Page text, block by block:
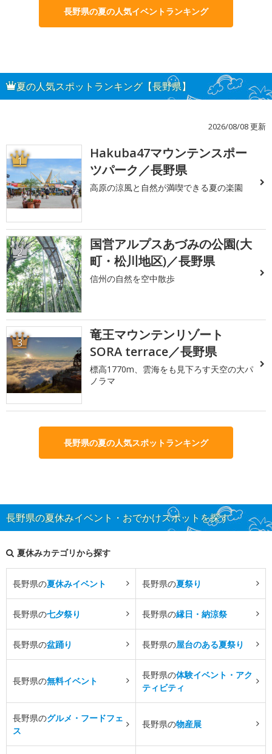
長野県の夏の人気イベントランキング
夏の人気スポットランキング【長野県】
2026/08/08 更新
1
Hakuba47マウンテンスポー
ツパーク／長野県
高原の涼風と自然が満喫できる夏の楽園
2
国営アルプスあづみの公園(大
町・松川地区)／長野県
信州の自然を空中散歩
3
竜王マウンテンリゾート
SORA terrace／長野県
標高1770m、雲海をも見下ろす天空の大パ
ノラマ
長野県の夏の人気スポットランキング
長野県の夏休みイベント・おでかけスポットを探す
夏休みカテゴリから探す
長野県の夏休みイベント 長野県の夏祭り
長野県の七夕祭り 長野県の縁日・納涼祭
長野県の盆踊り 長野県の屋台のある夏祭り
長野県の無料イベント
長野県の体験イベント・アク
ティビティ
長野県のグルメ・フードフェ
ス
長野県の物産展